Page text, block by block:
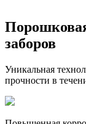
заборов
Уникальная
прочности в